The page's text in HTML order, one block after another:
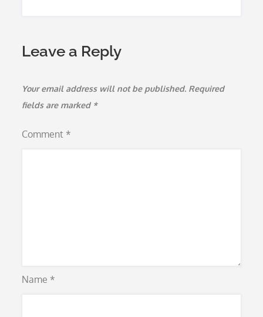
Leave a Reply
Your email address will not be published. Required
fields are marked *
Comment *
Name *